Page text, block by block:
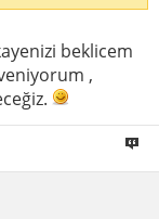
beklicem
,